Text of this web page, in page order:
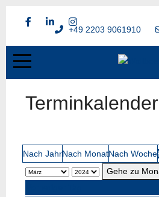
+49 2203 9061910
Terminkalender
Nach JahrNach MonatNach Woche
Gehe zu